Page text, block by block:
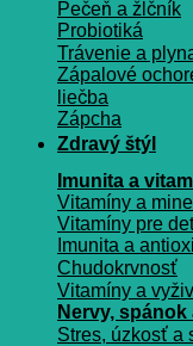
Pečeň a žlčník
Probiotiká
Trávenie a
Zápalové
liečba
Zápcha
Zdravý štýl
Imunita a
Vitamíny a
Vitamíny pre
Imunita a
Chudokrvnosť
Vitamíny a
Nervy,
Stres, úzkosť a